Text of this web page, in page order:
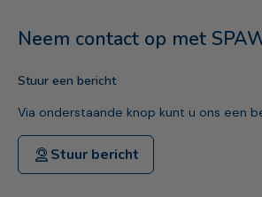
Neem contact op met
Stuur een bericht
Via onderstaande knop kunt u ons een
Stuur bericht